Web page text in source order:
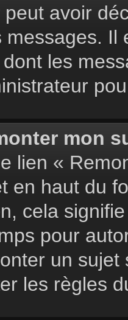
peut avoir
Il
les
mon
lien «
en haut du
cela
pour
un
les règles